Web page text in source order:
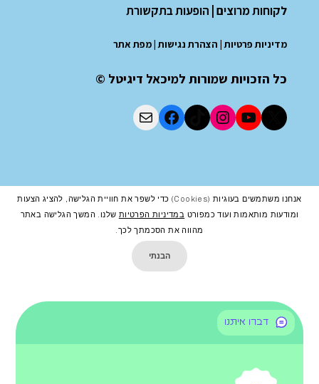
לקוחות מרוצים| הופעות בתקשורת
מדיניות פרטיות | הצהרת נגישות |מפת אתר
כל הזכויות שמורות למיכאל דיגיטל ©
אנחנו משתמשים בעוגיות (cookies) כדי לשפר את חוויית הגלישה, להציג הצעות
ומודעות מותאמות ועוד כמפורט במדיניות הפרטיות שלנו. המשך הגלישה באתר
מהווה את הסכמתך לכך.
הבנתי
דברו איתנו